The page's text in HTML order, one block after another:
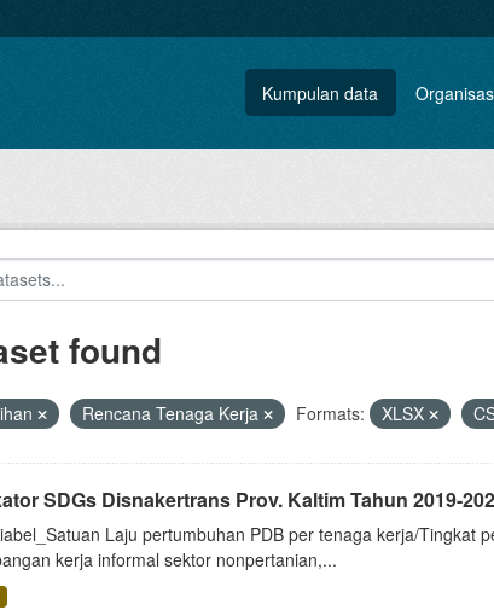
Kumpulan data
found
Rencana Tenaga Kerja Formats: XLSX
SDGs Disnakertrans Prov. Kaltim Tahun 2019-
Laju pertumbuhan PDB per tenaga kerja/Tingkat
kerja informal sektor nonpertanian,...